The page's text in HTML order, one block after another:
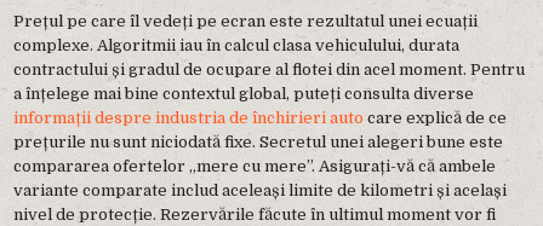
Prețul pe care îl vedeți pe ecran este rezultatul unei ecuații
complexe. Algoritmii iau în calcul clasa vehiculului, durata
contractului și gradul de ocupare al flotei din acel moment. Pentru
a înțelege mai bine contextul global, puteți consulta diverse
informații despre industria de închirieri auto care explică de ce
prețurile nu sunt niciodată fixe. Secretul unei alegeri bune este
compararea ofertelor „mere cu mere”. Asigurați-vă că ambele
variante comparate includ aceleași limite de kilometri și același
nivel de protecție. Rezervările făcute în ultimul moment vor fi